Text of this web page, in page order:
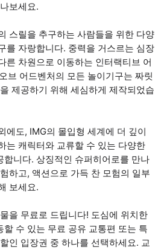
보세요.
스릴을 추구하는 사람들을 위한 다양
를 자랑합니다. 중력을 거스르는 심장
른 차원으로 이동하는 인터랙티브 어
브 어드벤처의 모든 놀이기구는 짜릿
제공하기 위해 세심하게 제작되었습
에도, IMG의 몰입형 세계에 더 깊이
는 캐릭터와 교류할 수 있는 다양한
합니다. 상징적인 슈퍼히어로를 만나
하고, 액션으로 가득 찬 모험의 일부
보세요.
을 무료로 드립니다! 도심에 위치한
할 수 있는 무료 공유 교통편 또는 특
인 입장권 중 하나를 선택하세요. 교